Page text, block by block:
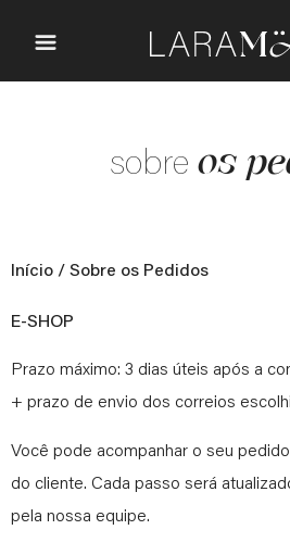
sobre os
Início / Sobre os Pedidos
E-SHOP
Prazo máximo: 3 dias úteis após a
+ prazo de envio dos correios
Você pode acompanhar o seu
do cliente. Cada passo será
pela nossa equipe.